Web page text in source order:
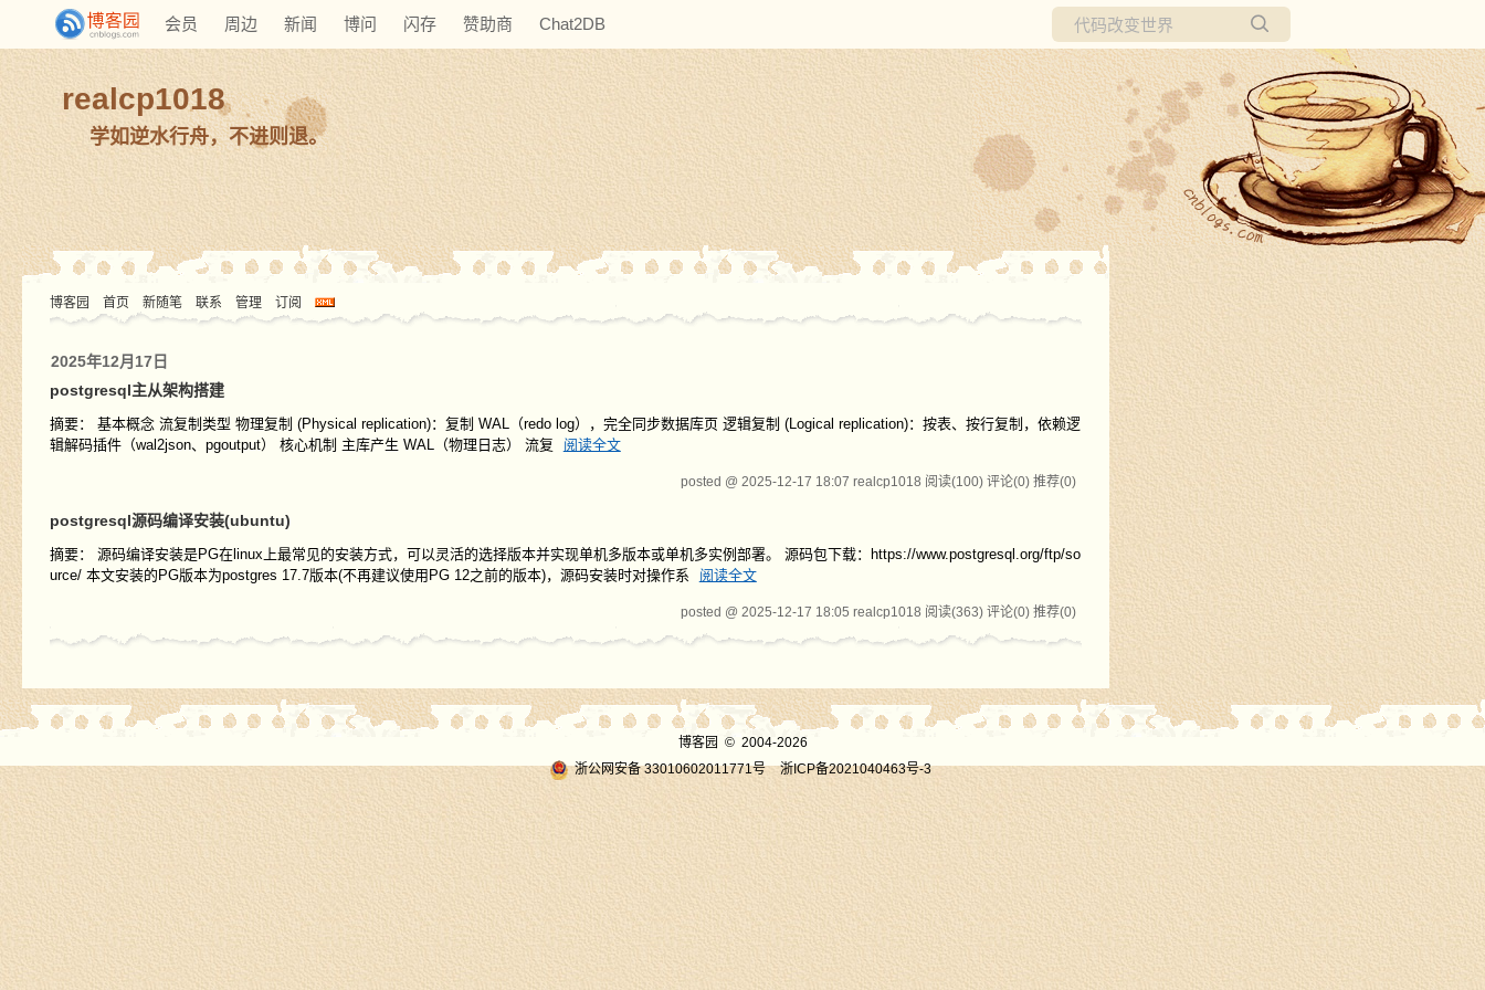
会员 周边 新闻 博问 闪存 赞助商 Chat2DB
所有博客
当前博客
realcp1018
学如逆水行舟，不进则退。
博客园 首页 新随笔 联系 管理 订阅
2025年12月17日
postgresql主从架构搭建
摘要： 基本概念 流复制类型 物理复制 (Physical replication)：复制 WAL（redo log），完全同步数据库页 逻辑复制 (Logical replication)：按表、按行复制，依赖逻
辑解码插件（wal2json、pgoutput） 核心机制 主库产生 WAL（物理日志） 流复
阅读全文
posted @ 2025-12-17 18:07 realcp1018 阅读(100) 评论(0) 推荐(0)
postgresql源码编译安装(ubuntu)
摘要： 源码编译安装是PG在linux上最常见的安装方式，可以灵活的选择版本并实现单机多版本或单机多实例部署。 源码包下载：https://www.postgresql.org/ftp/so
urce/ 本文安装的PG版本为postgres 17.7版本(不再建议使用PG 12之前的版本)，源码安装时对操作系
阅读全文
posted @ 2025-12-17 18:05 realcp1018 阅读(363) 评论(0) 推荐(0)
博客园 © 2004-2026
浙公网安备 33010602011771号
浙ICP备2021040463号-3